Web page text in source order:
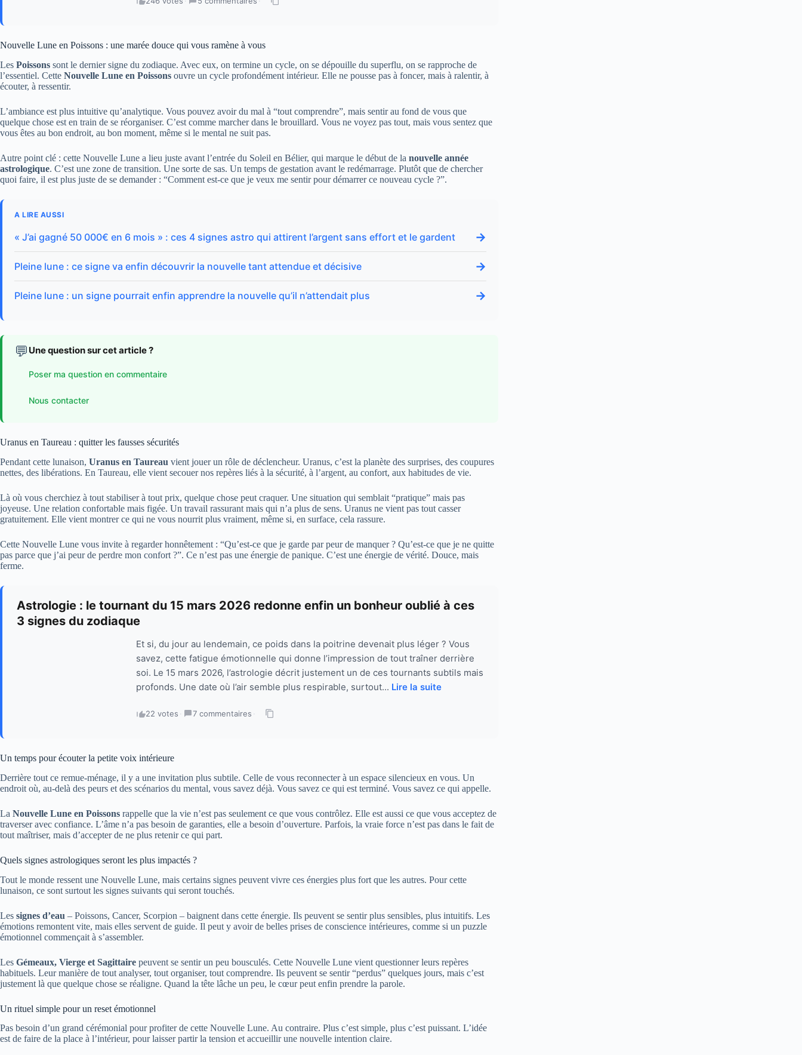
Nouvelle Lune en Poissons : une marée douce qui vous ramène à vous
Les Poissons sont le dernier signe du zodiaque. Avec eux, on termine un cycle, on se dépouille du superflu, on se rapproche de
l’essentiel. Cette Nouvelle Lune en Poissons ouvre un cycle profondément intérieur. Elle ne pousse pas à foncer, mais à ralentir, à
écouter, à ressentir.
L’ambiance est plus intuitive qu’analytique. Vous pouvez avoir du mal à “tout comprendre”, mais sentir au fond de vous que
quelque chose est en train de se réorganiser. C’est comme marcher dans le brouillard. Vous ne voyez pas tout, mais vous sentez que
vous êtes au bon endroit, au bon moment, même si le mental ne suit pas.
Autre point clé : cette Nouvelle Lune a lieu juste avant l’entrée du Soleil en Bélier, qui marque le début de la nouvelle année
astrologique. C’est une zone de transition. Une sorte de sas. Un temps de gestation avant le redémarrage. Plutôt que de chercher
quoi faire, il est plus juste de se demander : “Comment est-ce que je veux me sentir pour démarrer ce nouveau cycle ?”.
A LIRE AUSSI
« J’ai gagné 50 000€ en 6 mois » : ces 4 signes astro qui attirent l’argent sans effort et le gardent →
Pleine lune : ce signe va enfin découvrir la nouvelle tant attendue et décisive →
Pleine lune : un signe pourrait enfin apprendre la nouvelle qu’il n’attendait plus →
💬 Une question sur cet article ?
Poser ma question en commentaire
Nous contacter
Uranus en Taureau : quitter les fausses sécurités
Pendant cette lunaison, Uranus en Taureau vient jouer un rôle de déclencheur. Uranus, c’est la planète des surprises, des coupures
nettes, des libérations. En Taureau, elle vient secouer nos repères liés à la sécurité, à l’argent, au confort, aux habitudes de vie.
Là où vous cherchiez à tout stabiliser à tout prix, quelque chose peut craquer. Une situation qui semblait “pratique” mais pas
joyeuse. Une relation confortable mais figée. Un travail rassurant mais qui n’a plus de sens. Uranus ne vient pas tout casser
gratuitement. Elle vient montrer ce qui ne vous nourrit plus vraiment, même si, en surface, cela rassure.
Cette Nouvelle Lune vous invite à regarder honnêtement : “Qu’est-ce que je garde par peur de manquer ? Qu’est-ce que je ne quitte
pas parce que j’ai peur de perdre mon confort ?”. Ce n’est pas une énergie de panique. C’est une énergie de vérité. Douce, mais
ferme.
Astrologie : le tournant du 15 mars 2026 redonne enfin un bonheur oublié à ces
3 signes du zodiaque
Et si, du jour au lendemain, ce poids dans la poitrine devenait plus léger ? Vous
savez, cette fatigue émotionnelle qui donne l’impression de tout traîner derrière
soi. Le 15 mars 2026, l’astrologie décrit justement un de ces tournants subtils mais
profonds. Une date où l’air semble plus respirable, surtout... Lire la suite
22 votes · 7 commentaires ·
Un temps pour écouter la petite voix intérieure
Derrière tout ce remue-ménage, il y a une invitation plus subtile. Celle de vous reconnecter à un espace silencieux en vous. Un
endroit où, au-delà des peurs et des scénarios du mental, vous savez déjà. Vous savez ce qui est terminé. Vous savez ce qui appelle.
La Nouvelle Lune en Poissons rappelle que la vie n’est pas seulement ce que vous contrôlez. Elle est aussi ce que vous acceptez de
traverser avec confiance. L’âme n’a pas besoin de garanties, elle a besoin d’ouverture. Parfois, la vraie force n’est pas dans le fait de
tout maîtriser, mais d’accepter de ne plus retenir ce qui part.
Quels signes astrologiques seront les plus impactés ?
Tout le monde ressent une Nouvelle Lune, mais certains signes peuvent vivre ces énergies plus fort que les autres. Pour cette
lunaison, ce sont surtout les signes suivants qui seront touchés.
Les signes d’eau – Poissons, Cancer, Scorpion – baignent dans cette énergie. Ils peuvent se sentir plus sensibles, plus intuitifs. Les
émotions remontent vite, mais elles servent de guide. Il peut y avoir de belles prises de conscience intérieures, comme si un puzzle
émotionnel commençait à s’assembler.
Les Gémeaux, Vierge et Sagittaire peuvent se sentir un peu bousculés. Cette Nouvelle Lune vient questionner leurs repères
habituels. Leur manière de tout analyser, tout organiser, tout comprendre. Ils peuvent se sentir “perdus” quelques jours, mais c’est
justement là que quelque chose se réaligne. Quand la tête lâche un peu, le cœur peut enfin prendre la parole.
Un rituel simple pour un reset émotionnel
Pas besoin d’un grand cérémonial pour profiter de cette Nouvelle Lune. Au contraire. Plus c’est simple, plus c’est puissant. L’idée
est de faire de la place à l’intérieur, pour laisser partir la tension et accueillir une nouvelle intention claire.